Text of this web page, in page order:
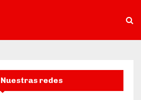
Nuestras redes